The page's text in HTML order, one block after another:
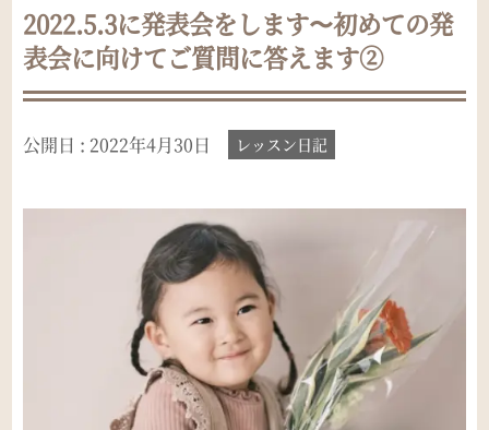
2022.5.3に発表会をします〜初めての発
表会に向けてご質問に答えます②
公開日 : 2022年4月30日 レッスン日記